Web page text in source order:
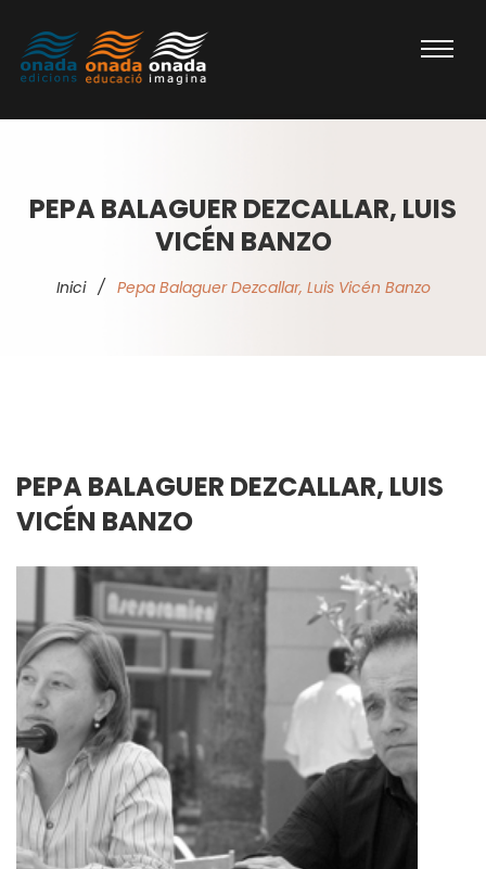
PEPA BALAGUER DEZCALLAR, LUIS
VICÉN BANZO
Inici / Pepa Balaguer Dezcallar, Luis Vicén Banzo
PEPA BALAGUER DEZCALLAR, LUIS
VICÉN BANZO